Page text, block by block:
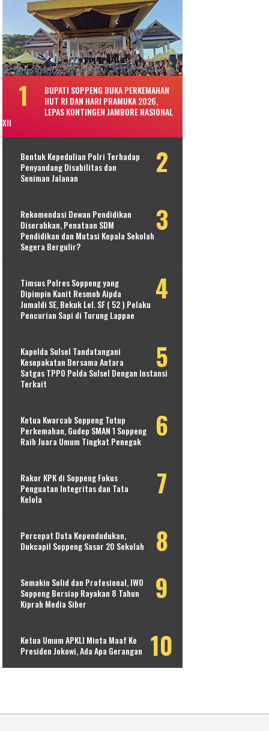
BUPATI SOPPENG BUKA PERKEMAHAN
HUT RI DAN HARI PRAMUKA 2026,
LEPAS KONTINGEN JAMBORE NASIONAL
XII
Bentuk Kepedulian Polri Terhadap
Penyandang Disabilitas dan
Seniman Jalanan
Rekomendasi Dewan Pendidikan
Diserahkan, Penataan SDM
Pendidikan dan Mutasi Kepala Sekolah
Segera Bergulir?
Timsus Polres Soppeng yang
Dipimpin Kanit Resmob Aipda
Jumaldi SE, Bekuk Lel. SF ( 52 ) Pelaku
Pencurian Sapi di Turung Lappae
Kapolda Sulsel Tandatangani
Kesepakatan Bersama Antara
Satgas TPPO Polda Sulsel Dengan Instansi
Terkait
Ketua Kwarcab Soppeng Tutup
Perkemahan, Gudep SMAN 1 Soppeng
Raih Juara Umum Tingkat Penegak
Rakor KPK di Soppeng Fokus
Penguatan Integritas dan Tata
Kelola
Percepat Data Kependudukan,
Dukcapil Soppeng Sasar 20 Sekolah
Semakin Solid dan Profesional, IWO
Soppeng Bersiap Rayakan 8 Tahun
Kiprah Media Siber
Ketua Umum APKLI Minta Maaf Ke
Presiden Jokowi, Ada Apa Gerangan